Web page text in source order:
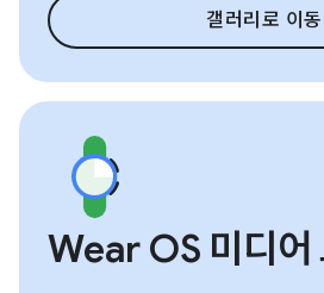
갤러리로 이동
Wear OS 미디어